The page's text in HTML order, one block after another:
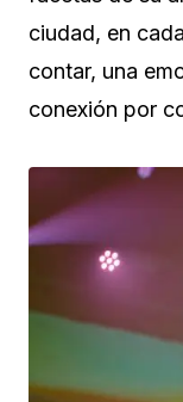
ciudad, en
contar, una
conexión por